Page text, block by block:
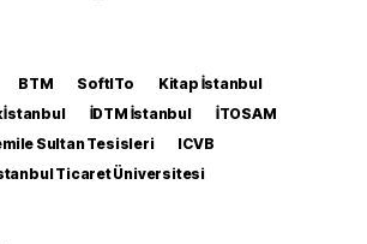
BTM SoftITo
Kitap İstanbul
İstanbul
İDTM İstanbul
İTOSAM
Sultan Tesisleri
ICVB
Ticaret Üniversitesi